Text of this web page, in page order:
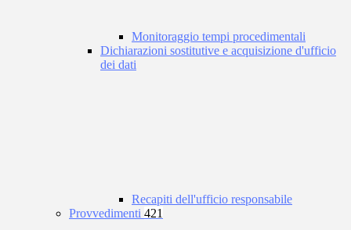
Monitoraggio tempi procedimentali
Dichiarazioni sostitutive e acquisizione d'ufficio
dei dati
Recapiti dell'ufficio responsabile
Provvedimenti 421